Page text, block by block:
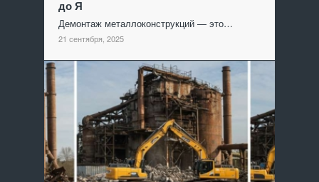
до Я
Демонтаж металлоконструкций — это…
21 сентября, 2025